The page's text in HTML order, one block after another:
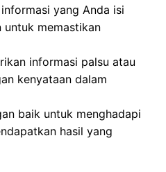
yang Anda isi
memastikan
informasi palsu atau
kenyataan dalam
baik untuk menghadapi
hasil yang